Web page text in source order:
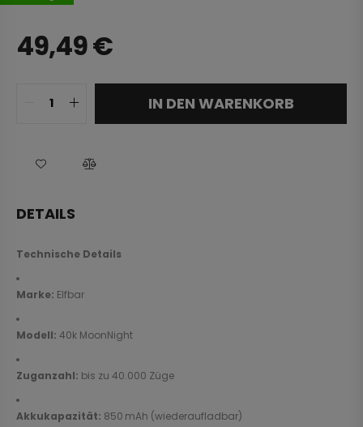
49,49€
IN DEN WARENKORB
DETAILS
Technische Details
Marke: Elfbar
Modell: 40k MoonNight
Zuganzahl: bis zu 40.000 Züge
Akkukapazität: 850 mAh (wiederaufladbar)